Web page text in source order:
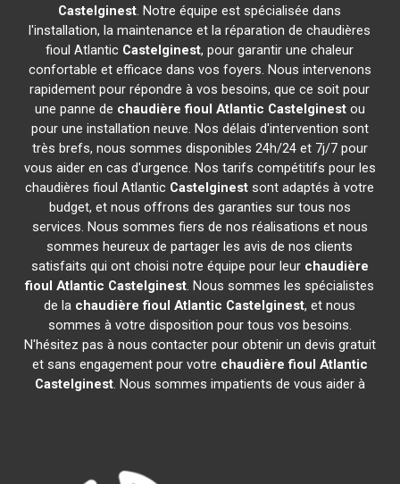
Castelginest. Notre équipe est spécialisée dans
l'installation, la maintenance et la réparation de chaudières
fioul Atlantic Castelginest, pour garantir une chaleur
confortable et efficace dans vos foyers. Nous intervenons
rapidement pour répondre à vos besoins, que ce soit pour
une panne de chaudière fioul Atlantic Castelginestou
pour une installation neuve. Nos délais d'intervention sont
très brefs, nous sommes disponibles 24h/24 et 7j/7 pour
vous aider en cas d'urgence. Nos tarifs compétitifs pour les
chaudières fioul Atlantic Castelginest sont adaptés à votre
budget, et nous offrons des garanties sur tous nos
services. Nous sommes fiers de nos réalisations et nous
sommes heureux de partager les avis de nos clients
satisfaits qui ont choisi notre équipe pour leur chaudière
fioul Atlantic Castelginest. Nous sommes les spécialistes
de la chaudière fioul Atlantic Castelginest, et nous
sommes à votre disposition pour tous vos besoins.
N'hésitez pas à nous contacter pour obtenir un devis gratuit
et sans engagement pour votre chaudière fioul Atlantic
Castelginest. Nous sommes impatients de vous aider à